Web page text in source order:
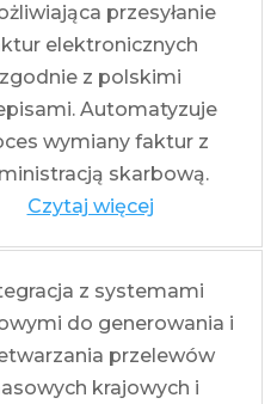
przesyłanie
elektronicznych
zgodnie z polskimi
Automatyzuje
wymiany faktur z
skarbową.
Czytaj więcej
z systemami
do generowania i
przelewów
krajowych i